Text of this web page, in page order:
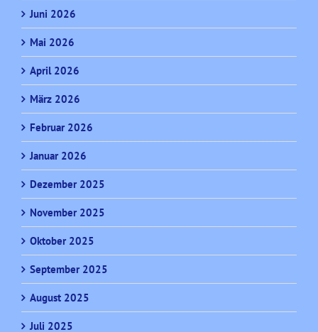
Juni 2026
Mai 2026
April 2026
März 2026
Februar 2026
Januar 2026
Dezember 2025
November 2025
Oktober 2025
September 2025
August 2025
Juli 2025